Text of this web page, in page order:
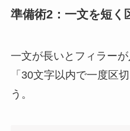
準備術2：一文を短く
一文が長いとフィラーが
「30文字以内で一度区
う。